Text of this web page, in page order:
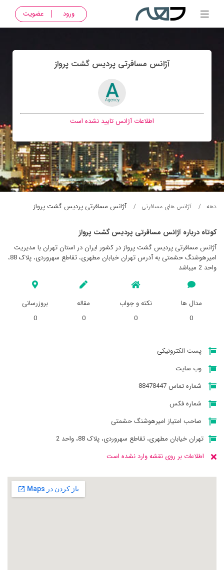
ورود عضویت
آژانس مسافرتی پرديس گشت پرواز
اطلاعات آژانس تایید نشده است
دهه آژانس های مسافرتی آژانس مسافرتی پرديس گشت پرواز
کوتاه درباره آژانس مسافرتی پرديس گشت پرواز
آژانس مسافرتی پرديس گشت پرواز در کشور ایران در استان تهران با مدیریت
اميرهوشنگ حشمتی به آدرس تهران خیابان مطهری، تقاطع سهروردی، پلاک 88،
واحد 2 میباشد
مدال ها
0
نکته و جواب
0
مقاله
0
بروزرسانی
0
پست الکترونیکی
وب سایت
شماره تماس 88478447
شماره فکس
صاحب امتیاز اميرهوشنگ حشمتی
تهران خیابان مطهری، تقاطع سهروردی، پلاک 88، واحد 2
اطلاعات بر روی نقشه وارد نشده است